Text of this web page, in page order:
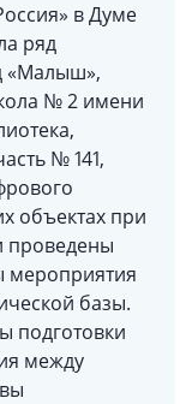
в Думе
ряд
«Малыш»,
№ 2 имени
№ 141,
объектах при
проведены
мероприятия
базы.
подготовки
между